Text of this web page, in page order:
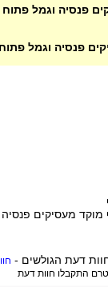
פנסיה וגמל פתוח
פנסיה וגמל
מעסיקים פנסיה
דעת הגולשים -
טרם התקבלו חוות דעת